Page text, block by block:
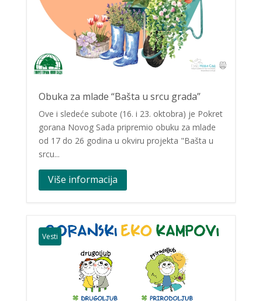
Obuka za mlade “Bašta u srcu grada”
Ove i sledeće subote (16. i 23. oktobra) je Pokret
gorana Novog Sada pripremio obuku za mlade
od 17 do 26 godina u okviru projekta "Bašta u
srcu...
Više informacija
Vesti